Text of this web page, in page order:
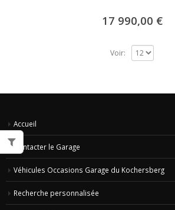
17 990,00 €
Voir:
Accueil
Contacter le Garage
Véhicules Occasions Garage du Kochersberg
Recherche personnalisée